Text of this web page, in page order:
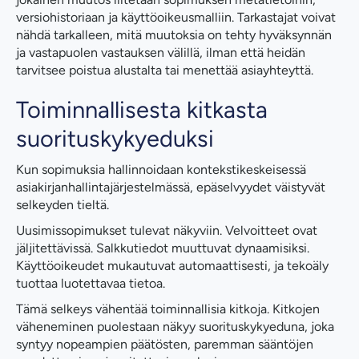
versiohistoriaan ja käyttöoikeusmalliin. Tarkastajat voivat
nähdä tarkalleen, mitä muutoksia on tehty hyväksynnän
ja vastapuolen vastauksen välillä, ilman että heidän
tarvitsee poistua alustalta tai menettää asiayhteyttä.
Toiminnallisesta kitkasta
suorituskykyeduksi
Kun sopimuksia hallinnoidaan kontekstikeskeisessä
asiakirjanhallintajärjestelmässä, epäselvyydet väistyvät
selkeyden tieltä.
Uusimissopimukset tulevat näkyviin. Velvoitteet ovat
jäljitettävissä. Salkkutiedot muuttuvat dynaamisiksi.
Käyttöoikeudet mukautuvat automaattisesti, ja tekoäly
tuottaa luotettavaa tietoa.
Tämä selkeys vähentää toiminnallisia kitkoja. Kitkojen
väheneminen puolestaan näkyy suorituskykyeduna, joka
syntyy nopeampien päätösten, paremman sääntöjen